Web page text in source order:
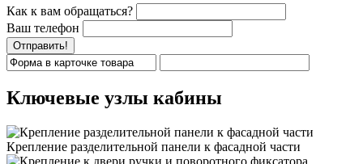
Как к вам обращаться?
Ваш телефон
Отправить!
Ключевые узлы кабины
Крепление разделительной панели к фасадной части